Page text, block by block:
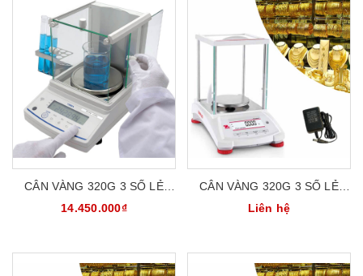
CÂN VÀNG 320G 3 SỐ LẺ
CÂN PHÂN TÍCH PHÒNG THÍ
14.450.000₫
CÂN VÀNG 320G 3 SỐ LẺ
CÂN PHÂN TÍCH PHÒNG THÍ
Liên hệ